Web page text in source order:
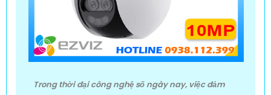
Trong thời đại công nghệ số ngày nay, việc đảm